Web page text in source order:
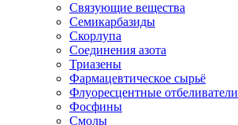
Связующие вещества
Семикарбазиды
Скорлупа
Соединения азота
Триазены
Фармацевтическое сырьё
Флуоресцентные отбеливатели
Фосфины
Смолы